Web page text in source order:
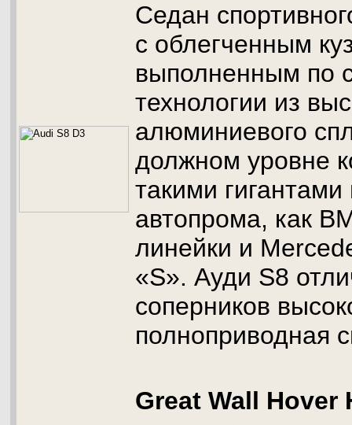
Седан
с облегченным
выполненным по
технологии из
алюминиевого
должном уровне
такими
автопрома, как
линейки и
«S». Ауди S8
соперников
полноприводная
Great Wall Hover